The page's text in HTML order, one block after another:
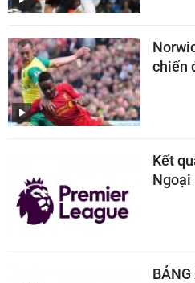
chiến
Kết
Ngoại
BẢNG